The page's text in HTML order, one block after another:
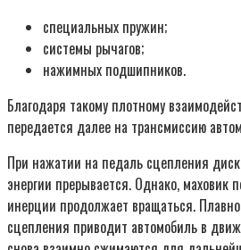
специальных пружин;
системы рычагов;
нажимных подшипников.
Благодаря такому плотному
передается далее на трансмиссию
При нажатии на педаль сцепления
энергии прерывается. Однако, маховик
инерции продолжает вращаться.
сцепления приводит автомобиль в